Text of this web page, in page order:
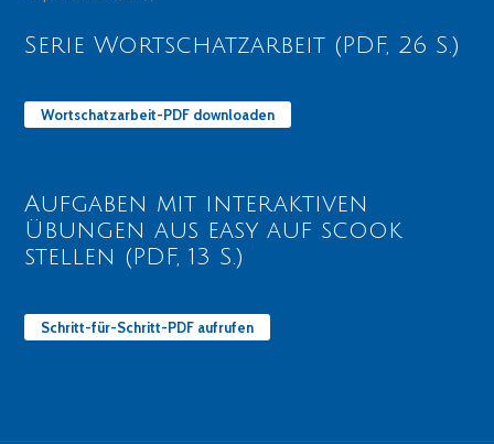
Serie Wortschatzarbeit (PDF, 26 S.)
Wortschatzarbeit-PDF downloaden
Aufgaben mit interaktiven
Übungen aus easy auf scook
stellen (PDF, 13 S.)
Schritt-für-Schritt-PDF aufrufen